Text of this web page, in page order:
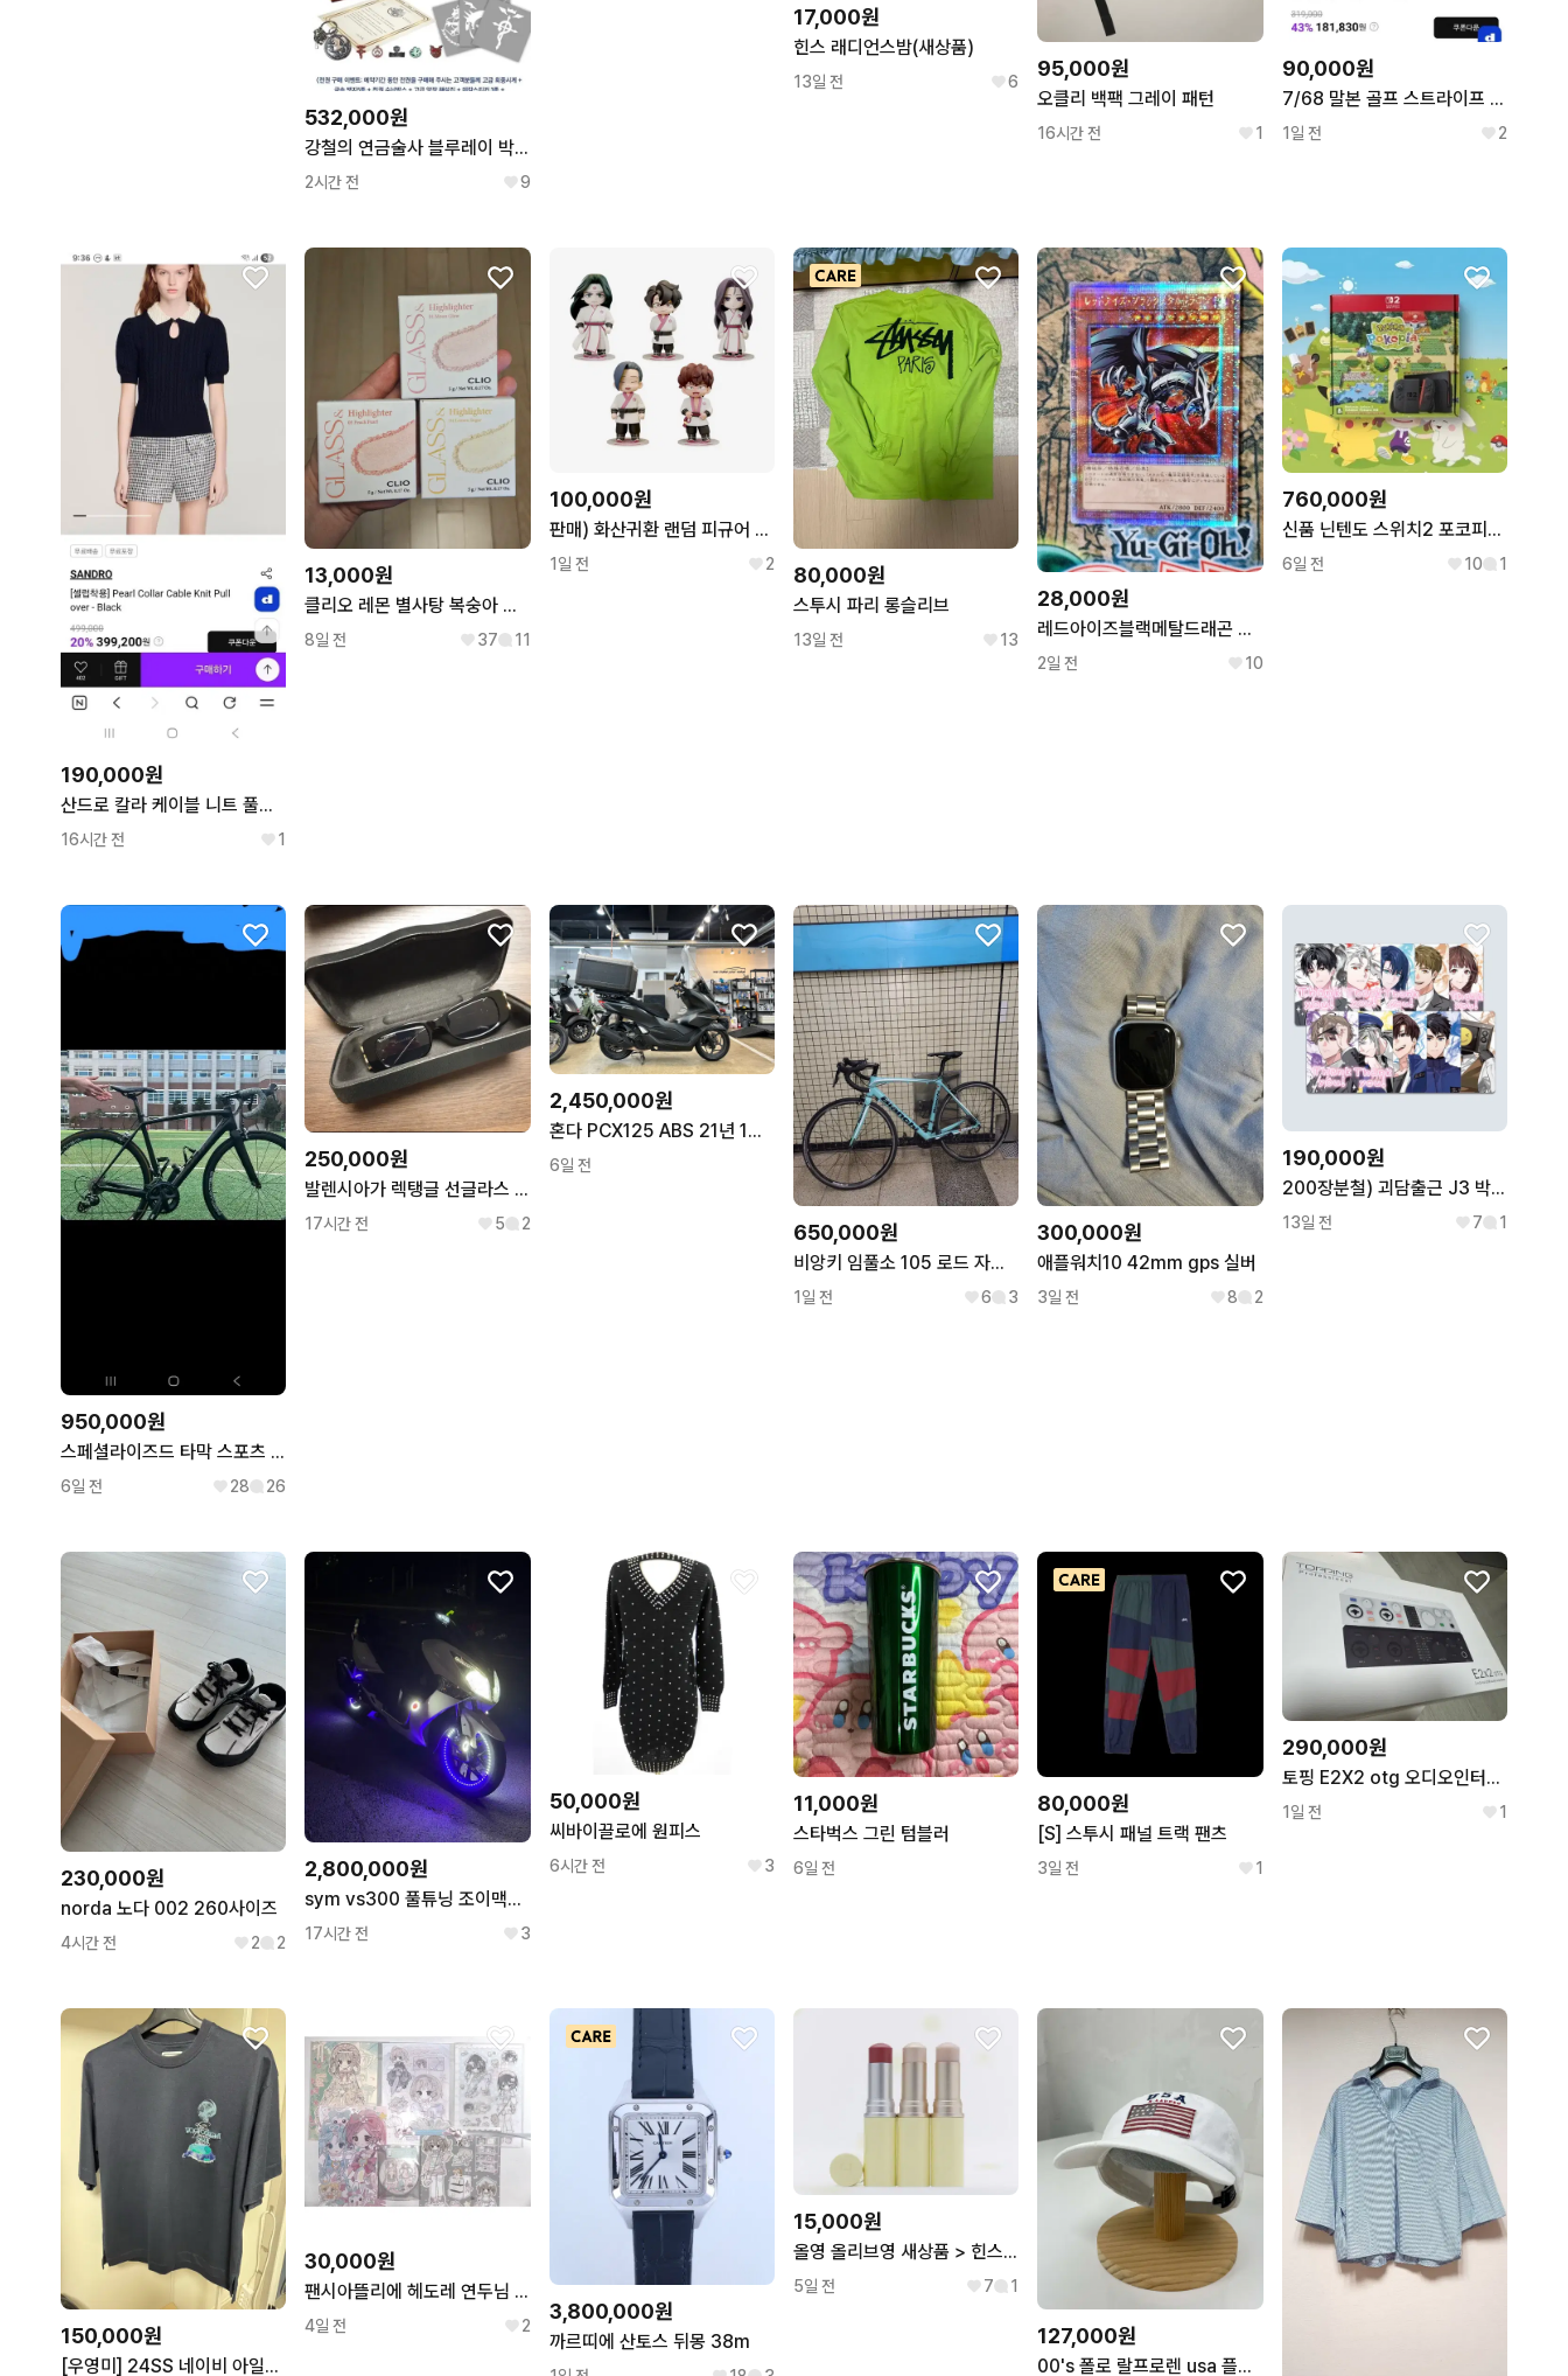
532,000원
강철의 연금술사 블루레이 박스(회중시계 포함)
2시간 전 9
17,000원
힌스 래디언스밤(새상품)
13일 전 6
95,000원
오클리 백팩 그레이 패턴
16시간 전 1
90,000원
7/68 말본 골프 스트라이프 티셔츠 GREEN
1일 전 2
190,000원
산드로 칼라 케이블 니트 풀오버 블랙
16시간 전 1
13,000원
클리오 레몬 별사탕 복숭아 진주 글래스 앤 하이라이터 하라
8일 전 37 11
100,000원
판매) 화산귀환 랜덤 피규어 풀세트
1일 전 2 80,000원
스투시 파리 롱슬리브
13일 전 13
28,000원
레드아이즈블랙메탈드래곤 쿼터센추리시크릿 유희왕 QCLP-JP005
2일 전 10
760,000원
신품 닌텐도 스위치2 포코피아 에디션
6일 전 10 1
950,000원
스페셜라이즈드 타막 스포츠 풀카본
6일 전 28 26
250,000원
발렌시아가 렉탱글 선글라스 금장 로고 케이스 세트
17시간 전 5 2
2,450,000원
혼다 PCX125 ABS 21년 1만KM 실키로수차량 판매중(배달세팅)
6일 전
650,000원
비앙키 임풀소 105 로드 자전거 판/대
1일 전 6 3
300,000원
애플워치10 42mm gps 실버
3일 전 8 2
190,000원
200장분철) 괴담출근 J3 박민성 브라운 류재관 포카 포토카드
13일 전 7 1
230,000원
norda 노다 002 260사이즈
4시간 전 2 2
2,800,000원
sym vs300 풀튜닝 조이맥스 보이져 크루심
17시간 전 3
50,000원
씨바이끌로에 원피스
6시간 전 3
11,000원
스타벅스 그린 텀블러
6일 전
80,000원
[S] 스투시 패널 트랙 팬츠
3일 전 1
290,000원
토핑 E2X2 otg 오디오인터페이스 판매합니다.
1일 전 1
150,000원
[우영미] 24SS 네이비 아일랜드 그래픽 티셔츠 [44]
30,000원
팬시아뜰리에 헤도레 연두님 굿즈 일괄
4일 전 2
3,800,000원
까르띠에 산토스 뒤몽 38m
15,000원
올영 올리브영 새상품 > 힌스 래디언스 밤 한정 기획 오드 로즈 스크런치
5일 전 7 1
127,000원
00's 폴로 랄프로렌 usa 플래그 화이트 볼캡 모자